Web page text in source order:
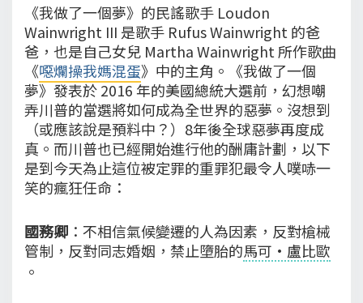
《我做了一個夢》的民謠歌手 Loudon
Wainwright III 是歌手 Rufus Wainwright 的爸
爸，也是自己女兒 Martha Wainwright 所作歌曲
《噁爛操我媽混蛋》中的主角。《我做了一個
夢》發表於 2016 年的美國總統大選前，幻想嘲
弄川普的當選將如何成為全世界的惡夢。沒想到
（或應該說是預料中？）8年後全球惡夢再度成
真。而川普也已經開始進行他的酬庸計劃，以下
是到今天為止這位被定罪的重罪犯最令人噗哧一
笑的瘋狂任命：
國務卿 ：不相信氣候變遷的人為因素，反對槍械
管制，反對同志婚姻，禁止墮胎的馬可·盧比歐
。